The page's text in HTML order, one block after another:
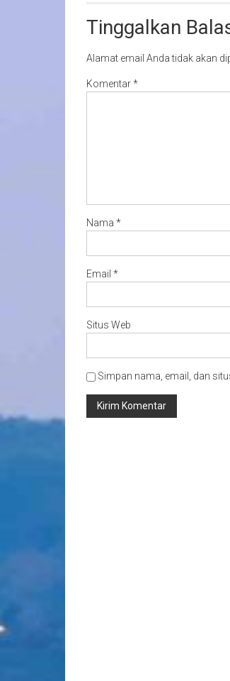
Tinggalkan
Alamat email Anda tidak akan
Komentar*
Nama *
Email *
Situs Web
Simpan nama, email, dan